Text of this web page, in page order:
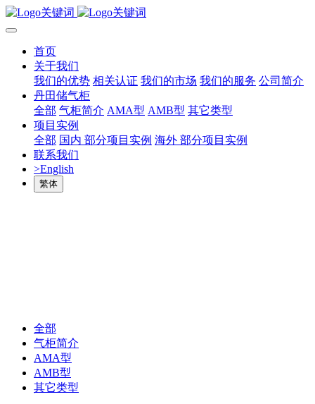
首页
关于我们
我们的优势 相关认证 我们的市场 我们的服务 公司简介
丹田储气柜
全部 气柜简介 AMA型 AMB型 其它类型
项目实例
全部 国内 部分项目实例 海外 部分项目实例
联系我们
>English
繁体
全部
气柜简介
AMA型
AMB型
其它类型